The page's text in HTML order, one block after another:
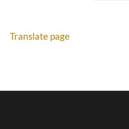
Translate page